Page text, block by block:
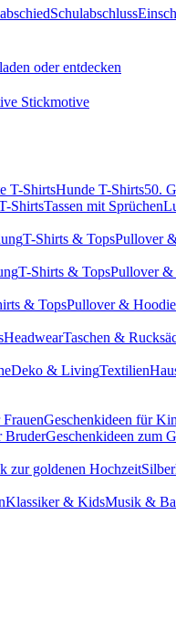
Schulabschluss
oder entdecken
Stickmotive
T-ShirtsHunde T-Shirts50.
ShirtsTassen mit Sprüchen
T-Shirts & TopsPullover
T-Shirts & TopsPullover &
& TopsPullover &
HeadwearTaschen &
Deko & LivingTextilien
Geschenkideen für
BruderGeschenkideen zum
zur goldenen Hochzeit
Klassiker & KidsMusik &